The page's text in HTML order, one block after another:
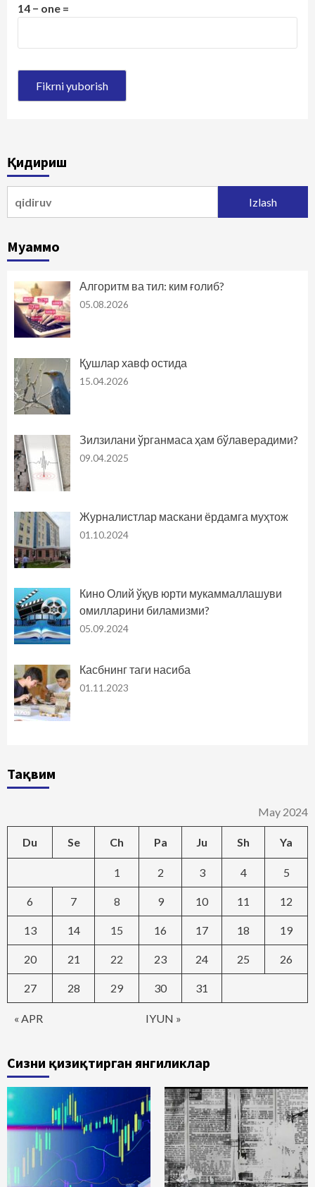
14 − one =
Қидириш
Муаммо
Алгоритм ва тил: ким ғолиб?
05.08.2026
Қушлар хавф остида
15.04.2026
Зилзилани ўрганмаса ҳам бўлаверадими?
09.04.2025
Журналистлар маскани ёрдамга муҳтож
01.10.2024
Кино Олий ўқув юрти мукаммаллашуви
омилларини биламизми?
05.09.2024
Касбнинг таги насиба
01.11.2023
Тақвим
May 2024
Du Se Ch Pa Ju Sh Ya
« APR IYUN »
1 2 3 4 5
6 7 8 9 10 11 12
13 14 15 16 17 18 19
20 21 22 23 24 25 26
27 28 29 30 31
Сизни қизиқтирган янгиликлар